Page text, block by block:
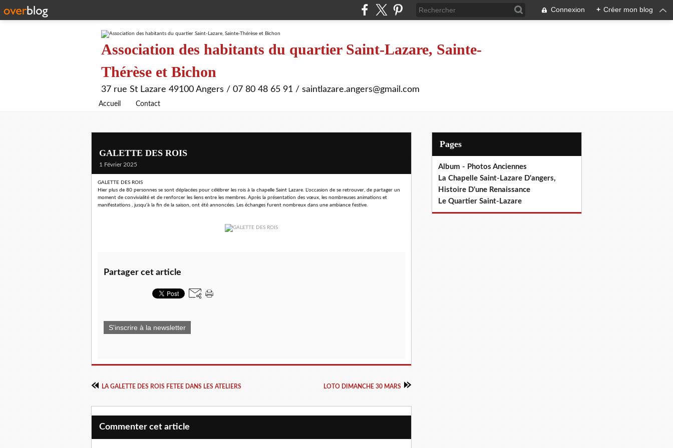
Connexion + Créer mon blog
Association des habitants du quartier Saint-Lazare, Sainte-
Thérèse et Bichon
37 rue St Lazare 49100 Angers / 07 80 48 65 91 / saintlazare.angers@gmail.com
Accueil Contact
GALETTE DES ROIS
1 Février 2025
GALETTE DES ROIS
Hier plus de 80 personnes se sont déplacées pour célébrer les rois à la chapelle Saint Lazare. L'occasion de se retrouver, de partager un
moment de convivialité et de renforcer les liens entre les membres. Après la présentation des vœux, les nombreuses animations et
manifestations , jusqu'à la fin de la saison, ont été annoncées. Les échanges furent nombreux dans une ambiance festive.
Partager cet article
S'inscrire à la newsletter
LA GALETTE DES ROIS FETEE DANS LES ATELIERS LOTO DIMANCHE 30 MARS
Commenter cet article
Pages
Album - Photos Anciennes
La Chapelle Saint-Lazare D'angers,
Histoire D'une Renaissance
Le Quartier Saint-Lazare